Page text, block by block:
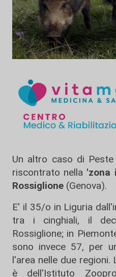
Un altro caso di
riscontrato nella 'zona
Rossiglione (Genova).
E' il 35/o in Liguria
tra i cinghiali, il
Rossiglione; in
sono invece 57, per
l'area nelle due
è dell'Istituto